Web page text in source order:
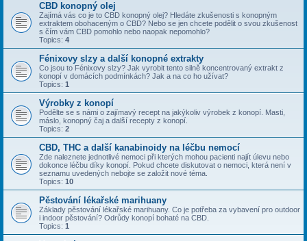
CBD konopný olej
Zajímá vás co je to CBD konopný olej? Hledáte zkušenosti s konopným
extraktem obohaceným o CBD? Nebo se jen chcete podělit o svou zkušenost
s čím vám CBD pomohlo nebo naopak nepomohlo?
Topics: 4
Fénixovy slzy a další konopné extrakty
Co jsou to Fénixovy slzy? Jak vyrobit tento silně koncentrovaný extrakt z
konopí v domácích podmínkách? Jak a na co ho užívat?
Topics: 1
Výrobky z konopí
Podělte se s námi o zajímavý recept na jakýkoliv výrobek z konopí. Masti,
máslo, konopný čaj a další recepty z konopí.
Topics: 2
CBD, THC a další kanabinoidy na léčbu nemocí
Zde naleznete jednotlivé nemoci při kterých mohou pacienti najít úlevu nebo
dokonce léčbu díky konopí. Pokud chcete diskutovat o nemoci, která není v
seznamu uvedených nebojte se založit nové téma.
Topics: 10
Pěstování lékařské marihuany
Základy pěstování lékařské marihuany. Co je potřeba za vybavení pro outdoor
i indoor pěstování? Odrůdy konopí bohaté na CBD.
Topics: 1